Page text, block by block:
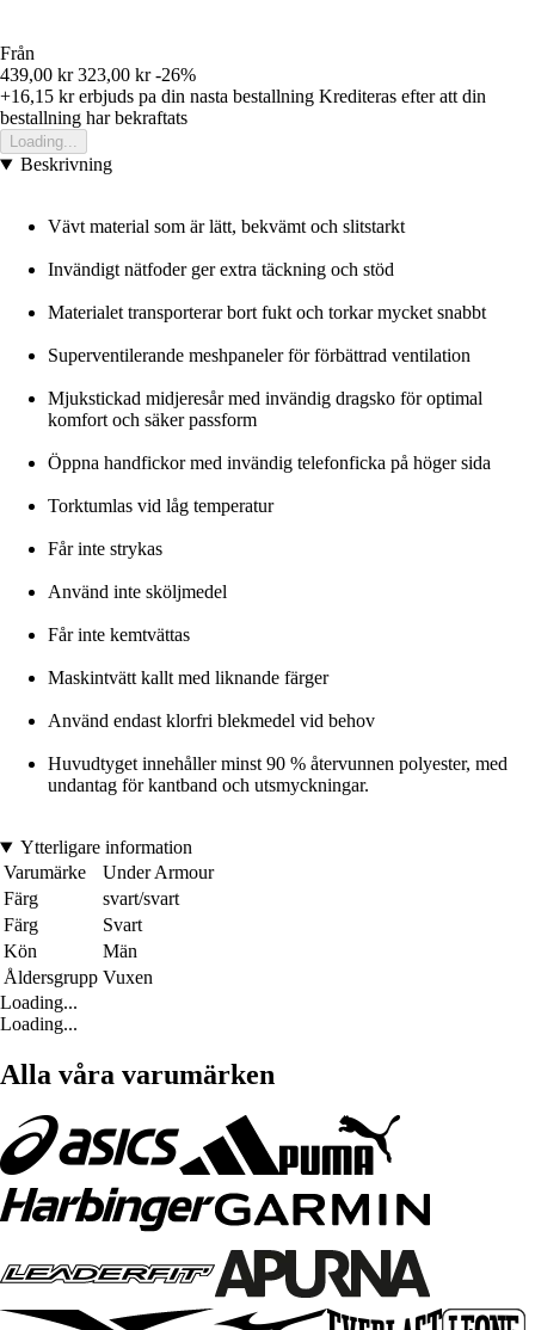
Från
439,00 kr 323,00 kr -26%
+16,15 krerbjuds pa din nasta bestallning Krediteras efter att din
bestallning har bekraftats
Loading...
Beskrivning
Vävt material som är lätt, bekvämt och slitstarkt
Invändigt nätfoder ger extra täckning och stöd
Materialet transporterar bort fukt och torkar mycket snabbt
Superventilerande meshpaneler för förbättrad ventilation
Mjukstickad midjeresår med invändig dragsko för optimal
komfort och säker passform
Öppna handfickor med invändig telefonficka på höger sida
Torktumlas vid låg temperatur
Får inte strykas
Använd inte sköljmedel
Får inte kemtvättas
Maskintvätt kallt med liknande färger
Använd endast klorfri blekmedel vid behov
Huvudtyget innehåller minst 90 % återvunnen polyester, med
undantag för kantband och utsmyckningar.
Ytterligare information
Varumärke
Under Armour
Färg
svart/svart
Färg
Svart
Kön
Män
Åldersgrupp Vuxen
Loading...
Loading...
Alla våra varumärken